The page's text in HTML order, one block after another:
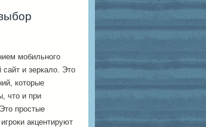
мобильного
и зеркало. Это
которые
что и при
простые
акцентируют